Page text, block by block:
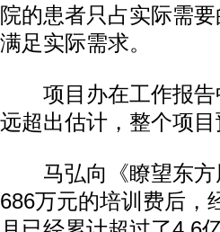
院的患者只占实际需
满足实际需求。
项目办在工作报告
远超出估计，整个项
马弘向《瞭望东方
686万元的培训费后，